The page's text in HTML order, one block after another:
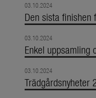
03.10.2024
Den sista finishen
03.10.2024
Enkel uppsamling
03.10.2024
Trädgårdsnyheter